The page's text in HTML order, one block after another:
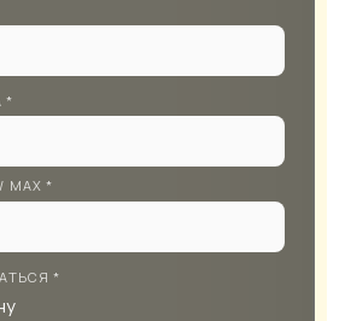
*
MAX *
*